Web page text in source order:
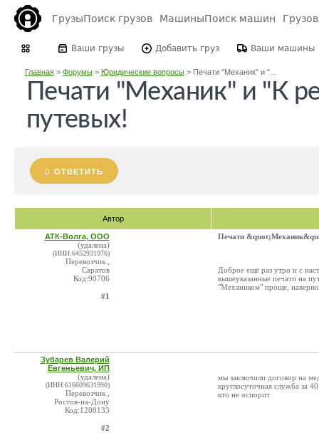
ГрузыПоиск грузов МашиныПоиск машин
Ваши грузы Добавить груз Ваши машины
Главная> Форумы> Юридические вопросы> Печати "Механик" и "...
Печати "Механик" и "К
путевых!
ОТВЕТИТЬ
Автор
АТК-Волга, ООО
(удалена)
(ИНН:6452931976)
Перевозчик ,
Саратов
Код:90706
#1
Печати
Доброе ещё раз утро и с
вышеуказанные печати на
"Механиком" проще,
Зубарев Валерий
Евгеньевич, ИП
(удалена)
(ИНН:616609631990)
Перевозчик ,
Ростов-на-Дону
Код:1208133
#2
мы заключили договор на
круглосуточная служба за
кто не оспорит